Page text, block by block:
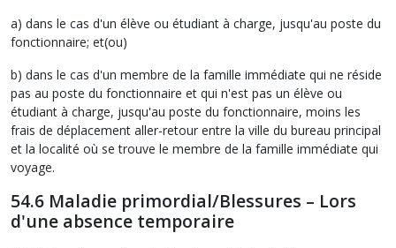
a) dans le cas d'un élève ou étudiant à charge, jusqu'au poste du
fonctionnaire; et(ou)
b) dans le cas d'un membre de la famille immédiate qui ne réside
pas au poste du fonctionnaire et qui n'est pas un élève ou
étudiant à charge, jusqu'au poste du fonctionnaire, moins les
frais de déplacement aller-retour entre la ville du bureau principal
et la localité où se trouve le membre de la famille immédiate qui
voyage.
54.6 Maladie primordial/Blessures – Lors
d'une absence temporaire